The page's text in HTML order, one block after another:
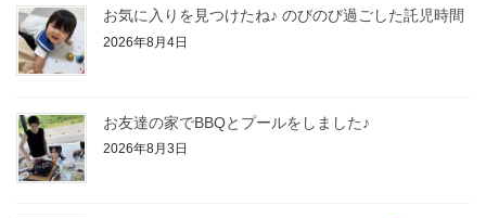
お気に入りを見つけたね♪ のびのび過ごした託児時間
2026年8月4日
お友達の家でBBQとプールをしました♪
2026年8月3日